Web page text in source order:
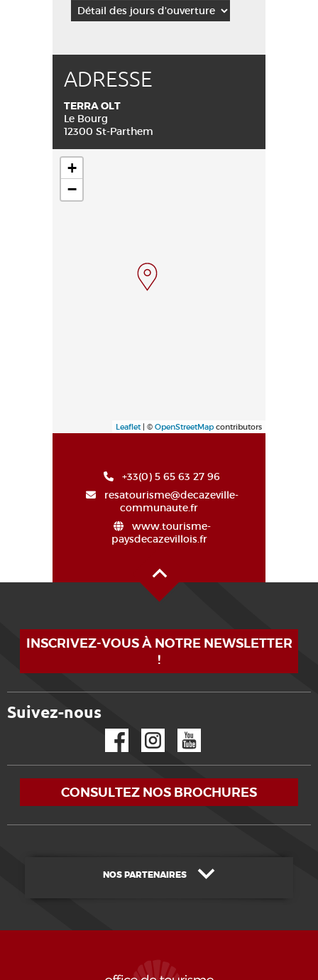
ADRESSE
TERRA OLT
Le Bourg
12300 St-Parthem
+
−
Leaflet| © OpenStreetMap contributors
+33(0) 5 65 63 27 96
resatourisme@decazeville-
communaute.fr
www.tourisme-
paysdecazevillois.fr
INSCRIVEZ-VOUS À NOTRE NEWSLETTER
!
Suivez-nous
CONSULTEZ NOS BROCHURES
NOS PARTENAIRES